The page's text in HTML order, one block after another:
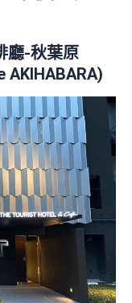
廳-秋葉原
AKIHABARA)